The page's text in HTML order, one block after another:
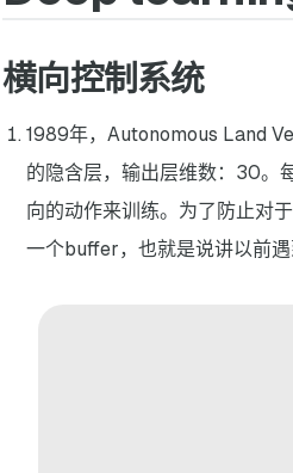
横向控制系统
1989年，Autonomous Land
的隐含层，输出层维数：30。
向的动作来训练。为了防止对
一个buffer，也就是说讲以前